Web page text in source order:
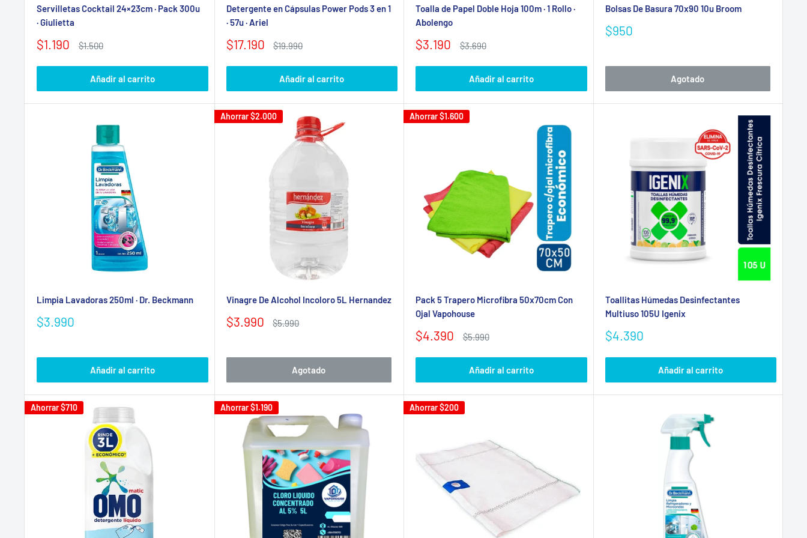
Servilletas Cocktail 24×23cm · Pack 300u
· Giulietta
Precio
venta
$1.190
Precio
$1.500
Añadir al carrito
Detergente en Cápsulas Power Pods 3 en 1
· 57u · Ariel
Precio
venta
$17.190
Precio
$19.990
Añadir al carrito
Toalla de Papel Doble Hoja 100m · 1 Rollo ·
Abolengo
Precio
venta
$3.190
Precio
$3.690
Añadir al carrito
Bolsas De Basura 70x90 10u Broom
Precio
$950
Agotado
Limpia Lavadoras 250ml · Dr. Beckmann
Precio
$3.990
Añadir al carrito
Ahorrar$2.000
Vinagre De Alcohol Incoloro 5L Hernandez
Precio
$3.990
Precio
$5.990
Agotado
Ahorrar$1.600
Pack 5 Trapero Microfibra 50x70cm Con
Ojal Vapohouse
Precio
venta
$4.390
Precio
$5.990
Añadir al carrito
Toallitas Húmedas Desinfectantes
Multiuso 105U Igenix
Precio
venta
$4.390
Añadir al carrito
Ahorrar$710 Ahorrar$1.190 Ahorrar$200